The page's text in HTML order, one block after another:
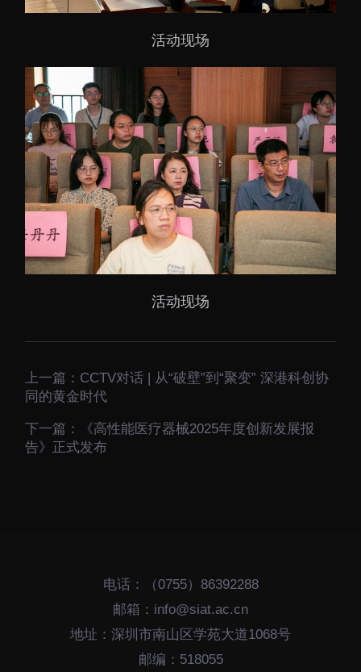
活动现场
活动现场
上一篇： CCTV对话 | 从“破壁”到“聚变” 深港科创协
同的黄金时代
下一篇：
《高性能医疗器械2025年度创新发展报
告》正式发布
电话：（0755）86392288
邮箱：info@siat.ac.cn
地址：深圳市南山区学苑大道1068号
邮编：518055